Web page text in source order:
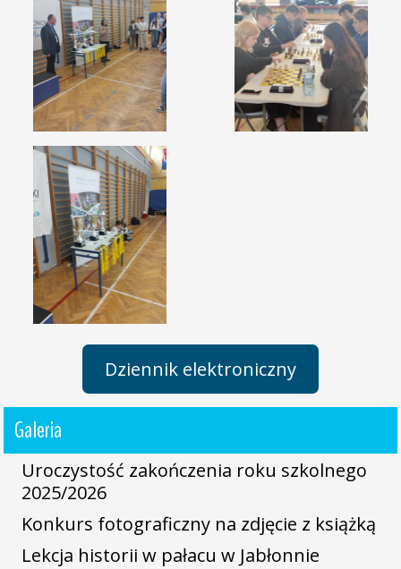
Dziennik elektroniczny
Galeria
Uroczystość zakończenia roku szkolnego
2025/2026
Konkurs fotograficzny na zdjęcie z książką
Lekcja historii w pałacu w Jabłonnie